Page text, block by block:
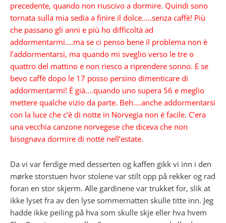
precedente, quando non riuscivo a dormire. Quindi sono
tornata sulla mia sedia a finire il dolce…..senza caffè! Più
che passano gli anni e più ho difficoltà ad
addormentarmi….ma se ci penso bene il problema non è
l’addormentarsi, ma quando mi sveglio verso le tre o
quattro del mattino e non riesco a riprendere sonno. E se
bevo caffè dopo le 17 posso persino dimenticare di
addormentarmi! È già….quando uno supera 56 e meglio
mettere qualche vizio da parte. Beh….anche addormentarsi
con la luce che c’è di notte in Norvegia non è facile. C’era
una vecchia canzone norvegese che diceva che non
bisognava dormire di notte nell’estate.
Da vi var ferdige med desserten og kaffen gikk vi inn i den
mørke storstuen hvor stolene var stilt opp på rekker og rad
foran en stor skjerm. Alle gardinene var trukket for, slik at
ikke lyset fra av den lyse sommernatten skulle titte inn. Jeg
hadde ikke peiling på hva som skulle skje eller hva hvem